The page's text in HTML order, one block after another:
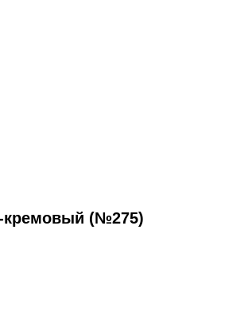
кремовый (№275)